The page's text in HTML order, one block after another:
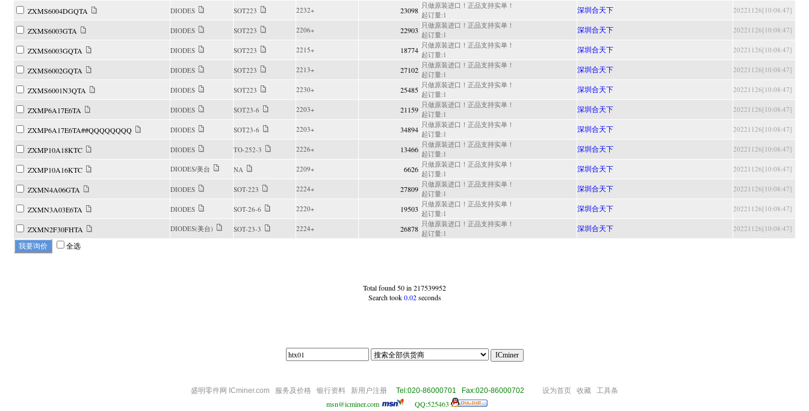
ZXMS6004DGQTA DIODES SOT223 2232+ 23098
只做原装进口！正品支持实单！
起订量:1
深圳合天下 20221126[10:08:47]
ZXMS6003GTA DIODES SOT223 2206+ 22903
只做原装进口！正品支持实单！
起订量:1
深圳合天下 20221126[10:08:47]
ZXMS6003GQTA DIODES SOT223 2215+ 18774
只做原装进口！正品支持实单！
起订量:1
深圳合天下 20221126[10:08:47]
ZXMS6002GQTA DIODES SOT223 2213+ 27102
只做原装进口！正品支持实单！
起订量:1
深圳合天下 20221126[10:08:47]
ZXMS6001N3QTA DIODES SOT223 2230+ 25485
只做原装进口！正品支持实单！
起订量:1
深圳合天下 20221126[10:08:47]
ZXMP6A17E6TA DIODES SOT23-6 2203+ 21159
只做原装进口！正品支持实单！
起订量:1
深圳合天下 20221126[10:08:47]
ZXMP6A17E6TA##QQQQQQQQ DIODES SOT23-6 2203+ 34894
只做原装进口！正品支持实单！
起订量:1
深圳合天下 20221126[10:08:47]
ZXMP10A18KTC DIODES TO-252-3 2226+ 13466
只做原装进口！正品支持实单！
起订量:1
深圳合天下 20221126[10:08:47]
ZXMP10A16KTC DIODES/美台 NA 2209+ 6626
只做原装进口！正品支持实单！
起订量:1
深圳合天下 20221126[10:08:47]
ZXMN4A06GTA DIODES SOT-223 2224+ 27809
只做原装进口！正品支持实单！
起订量:1
深圳合天下 20221126[10:08:47]
ZXMN3A03E6TA DIODES SOT-26-6 2220+ 19503
只做原装进口！正品支持实单！
起订量:1
深圳合天下 20221126[10:08:47]
ZXMN2F30FHTA DIODES(美台) SOT-23-3 2224+ 26878
只做原装进口！正品支持实单！
起订量:1
深圳合天下 20221126[10:08:47]
全选
Total found 50 in 217539952
Search took0.02seconds
盛明零件网 ICminer.com 服务及价格 银行资料 新用户注册 Tel:020-86000701 Fax:020-86000702 设为首页 收藏 工具条
msn@icminer.com QQ:525463